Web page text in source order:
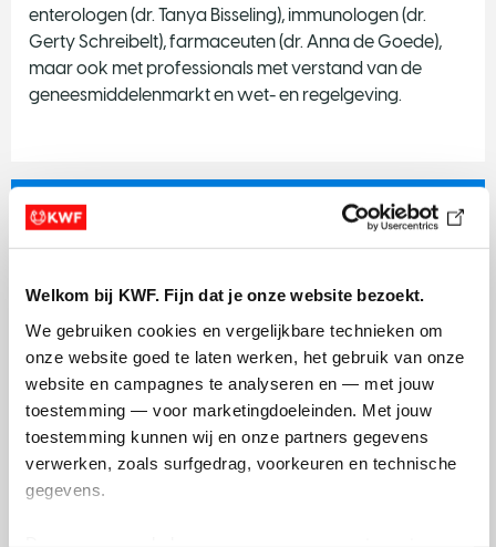
Welkom bij KWF. Fijn dat je onze website bezoekt.
We gebruiken cookies en vergelijkbare technieken om
onze website goed te laten werken, het gebruik van onze
website en campagnes te analyseren en — met jouw
toestemming — voor marketingdoeleinden. Met jouw
toestemming kunnen wij en onze partners gegevens
verwerken, zoals surfgedrag, voorkeuren en technische
gegevens.
enterologen (dr. Tanya Bisseling), immunologen (dr.
Gerty Schreibelt), farmaceuten (dr. Anna de Goede),
maar ook met professionals met verstand van de
geneesmiddelenmarkt en wet- en regelgeving.
Dossier
Instituut:Radboudumc
Start onderzoek: Medio 2025
Looptijd:72 maanden
Projectbudget:€ 3.325.270,-
Lees de projectbeschrijving